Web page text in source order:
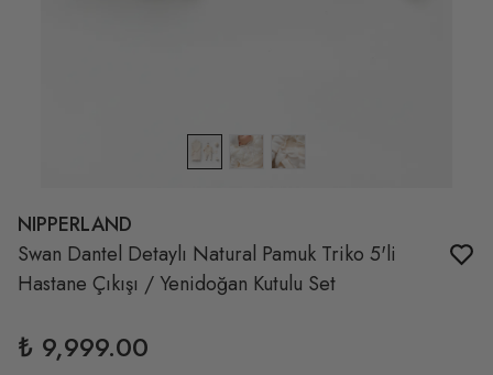
NIPPERLAND
Swan Dantel Detaylı Natural Pamuk Triko 5'li
Hastane Çıkışı / Yenidoğan Kutulu Set
₺ 9,999.00